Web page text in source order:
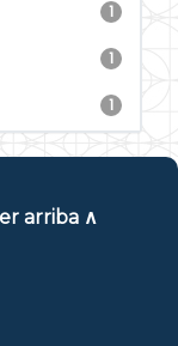
1
1
1
arriba ∧